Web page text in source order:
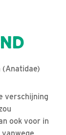
(Anatidae)
verschijning
ook voor in